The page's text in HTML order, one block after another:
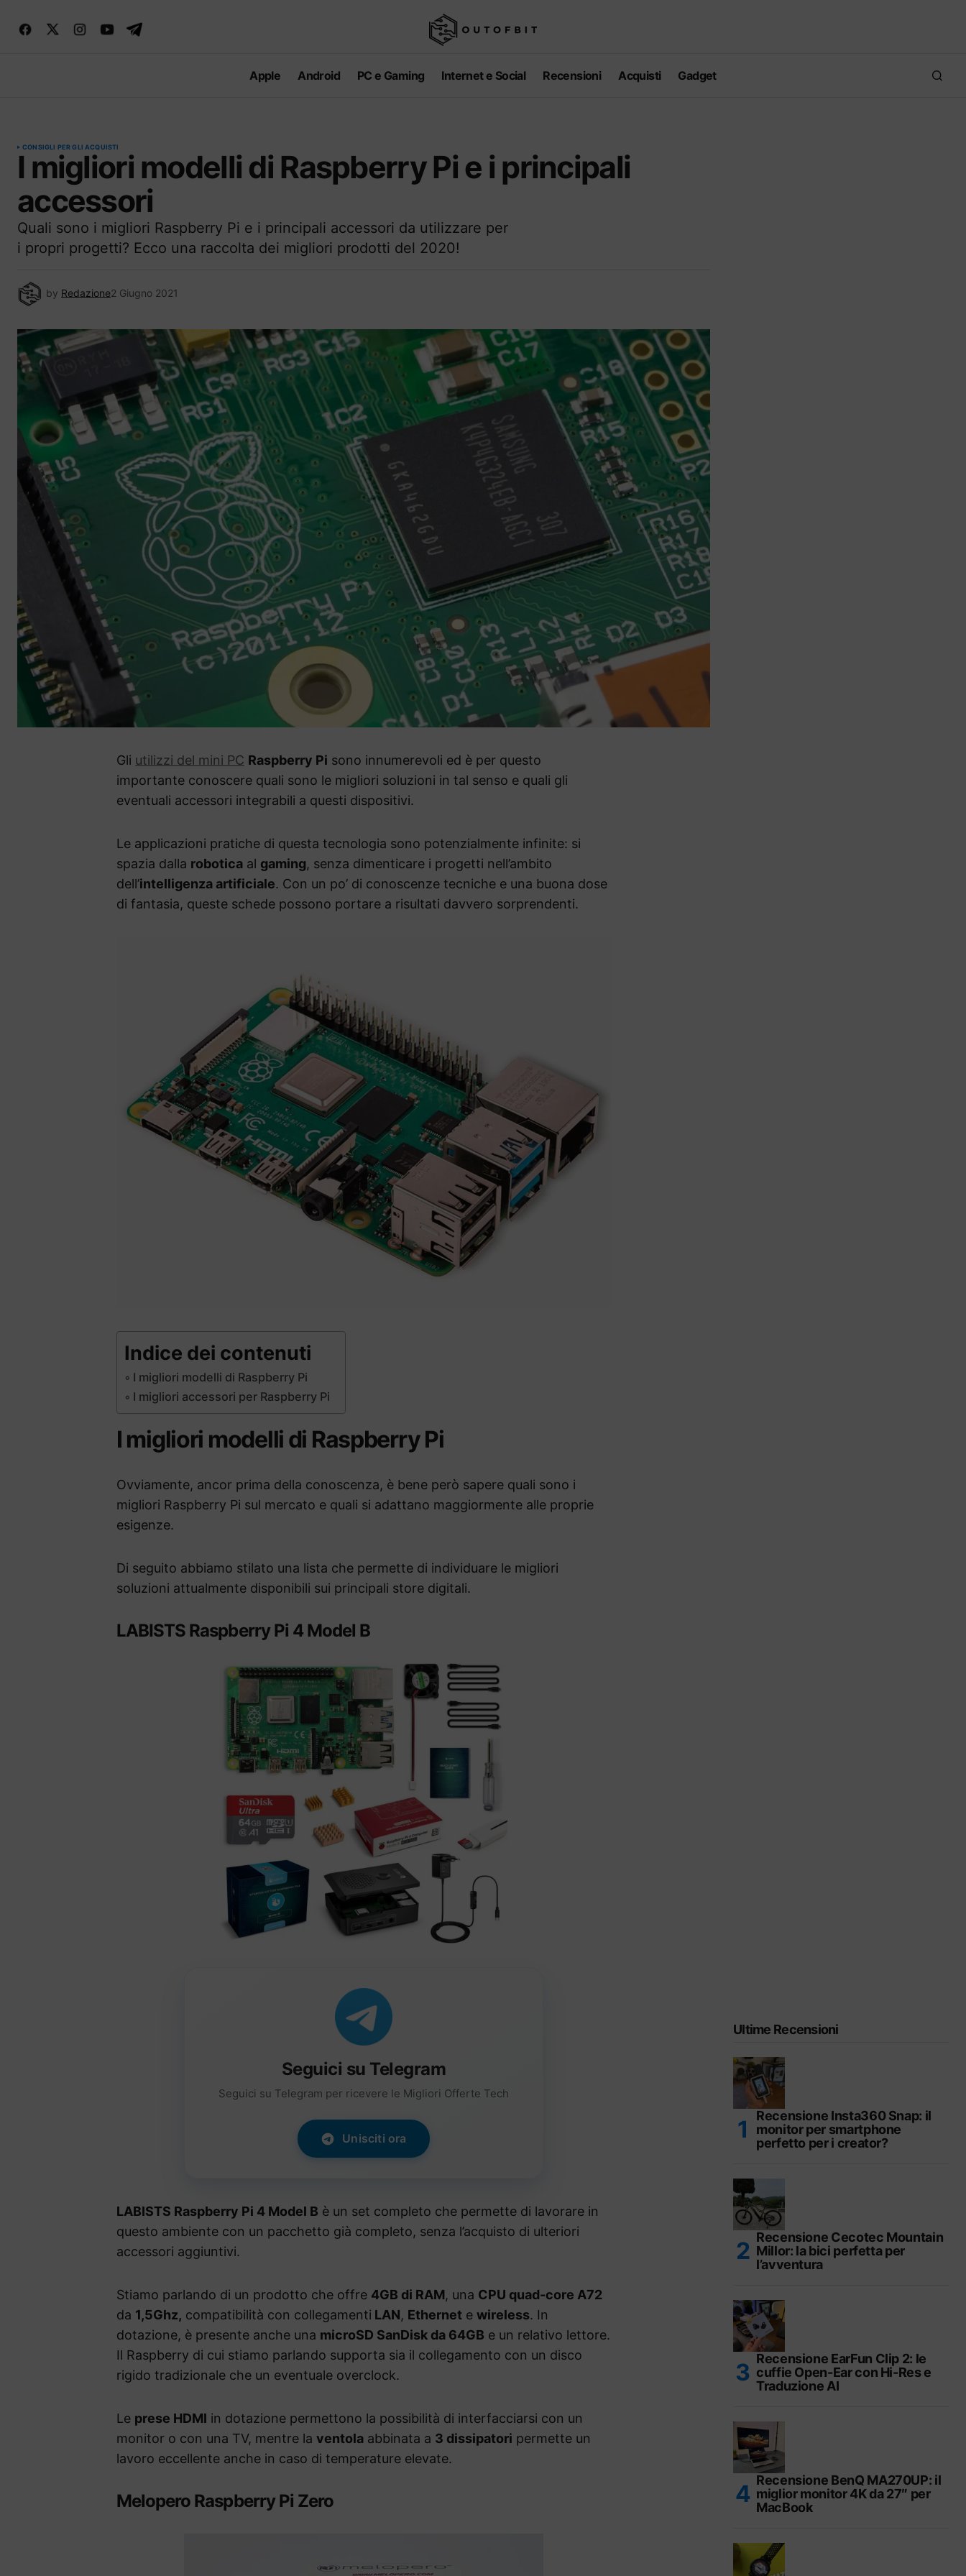
Apple Android PC e Gaming Internet e Social Recensioni Acquisti Gadget
CONSIGLI PER GLI ACQUISTI
I migliori modelli di Raspberry Pi e i principali
accessori
Quali sono i migliori Raspberry Pi e i principali accessori da utilizzare per
i propri progetti? Ecco una raccolta dei migliori prodotti del 2020!
by Redazione2 Giugno 2021
Gli utilizzi del mini PC Raspberry Pi sono innumerevoli ed è per questo
importante conoscere quali sono le migliori soluzioni in tal senso e quali gli
eventuali accessori integrabili a questi dispositivi.
Le applicazioni pratiche di questa tecnologia sono potenzialmente infinite: si
spazia dalla robotica al gaming, senza dimenticare i progetti nell’ambito
dell’intelligenza artificiale. Con un po’ di conoscenze tecniche e una buona dose
di fantasia, queste schede possono portare a risultati davvero sorprendenti.
Indice dei contenuti
I migliori modelli di Raspberry Pi
I migliori accessori per Raspberry Pi
I migliori modelli di Raspberry Pi
Ovviamente, ancor prima della conoscenza, è bene però sapere quali sono i
migliori Raspberry Pi sul mercato e quali si adattano maggiormente alle proprie
esigenze.
Di seguito abbiamo stilato una lista che permette di individuare le migliori
soluzioni attualmente disponibili sui principali store digitali.
LABISTS Raspberry Pi 4 Model B
Seguici su Telegram
Seguici su Telegram per ricevere le Migliori Offerte Tech
Unisciti ora
LABISTS Raspberry Pi 4 Model B è un set completo che permette di lavorare in
questo ambiente con un pacchetto già completo, senza l’acquisto di ulteriori
accessori aggiuntivi.
Stiamo parlando di un prodotto che offre 4GB di RAM, una CPU quad-core A72
da 1,5Ghz, compatibilità con collegamenti LAN, Ethernet e wireless. In
dotazione, è presente anche una microSD SanDisk da 64GB e un relativo lettore.
Il Raspberry di cui stiamo parlando supporta sia il collegamento con un disco
rigido tradizionale che un eventuale overclock.
Le prese HDMI in dotazione permettono la possibilità di interfacciarsi con un
monitor o con una TV, mentre la ventola abbinata a 3 dissipatori permette un
lavoro eccellente anche in caso di temperature elevate.
Melopero Raspberry Pi Zero
Ultime Recensioni
Recensione Insta360 Snap: il
monitor per smartphone
perfetto per i creator?
Recensione Cecotec Mountain
Millor: la bici perfetta per
l’avventura
Recensione EarFun Clip 2: le
cuffie Open-Ear con Hi-Res e
Traduzione AI
Recensione BenQ MA270UP: il
miglior monitor 4K da 27″ per
MacBook